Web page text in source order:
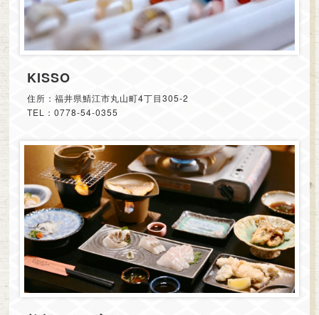
KISSO
住所：福井県鯖江市丸山町4丁目305-2
TEL：0778-54-0355